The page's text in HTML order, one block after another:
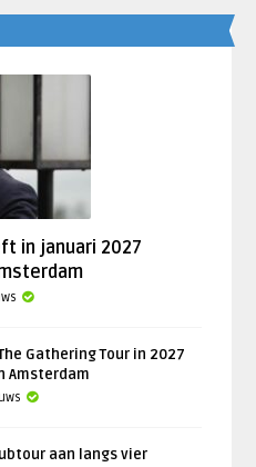
in januari 2027
Gathering Tour in 2027
Amsterdam
aan langs vier